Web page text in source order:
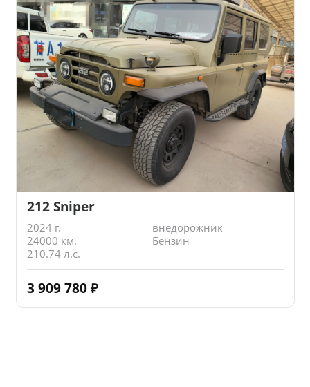
212 Sniper
2024 г.
внедорожник
24000 км.
Бензин
210.74 л.с.
3 909 780 ₽